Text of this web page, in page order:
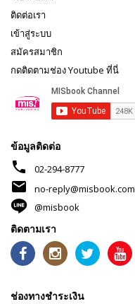
ติดต่อเรา
เข้าสู่ระบบ
สมัครสมาชิก
กดติดตามช่อง Youtube ที่นี่
ข้อมูลติดต่อ
phone 02-294-8777
mail
no-reply@misbook.com
@misbook
ติดตามเรา
ช่องทางชำระเงิน